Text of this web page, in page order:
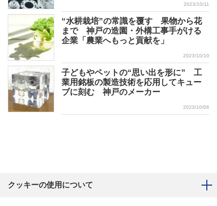
2023/10/11
“水耕栽培”の常識を覆す 果物から花
まで 神戸の造園・外構工事手がける
企業「農業へもっと貢献を」
2023/10/10
子どもやペットの“思い出を形に” 工
業用銘板の製造技術を応用してキュー
ブに刻む 神戸のメーカー
2023/10/06
クッキーの使用について